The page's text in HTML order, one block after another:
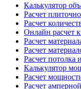
Калькулятор
Расчет
Расчет
Онлайн расчет
Расчет
Расчет
Расчет потолка
Калькулятор
Расчет
Расчет